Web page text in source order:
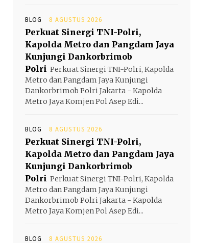
BLOG 8 AGUSTUS 2026
Perkuat Sinergi TNI-Polri,
Kapolda Metro dan Pangdam Jaya
Kunjungi Dankorbrimob
Polri Perkuat Sinergi TNI-Polri, Kapolda
Metro dan Pangdam Jaya Kunjungi
Dankorbrimob Polri Jakarta - Kapolda
Metro Jaya Komjen Pol Asep Edi...
BLOG 8 AGUSTUS 2026
Perkuat Sinergi TNI-Polri,
Kapolda Metro dan Pangdam Jaya
Kunjungi Dankorbrimob
Polri Perkuat Sinergi TNI-Polri, Kapolda
Metro dan Pangdam Jaya Kunjungi
Dankorbrimob Polri Jakarta - Kapolda
Metro Jaya Komjen Pol Asep Edi...
BLOG 8 AGUSTUS 2026